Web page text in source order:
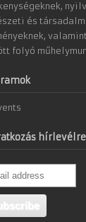
és
folyó
hírlevélre